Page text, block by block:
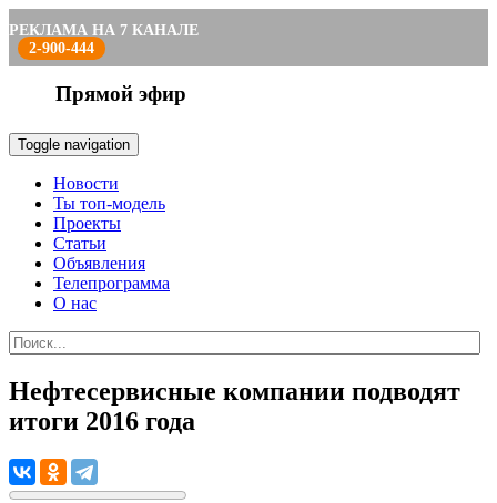
РЕКЛАМА НА 7 КАНАЛЕ
2-900-444
Прямой эфир
Toggle navigation
Новости
Ты топ-модель
Проекты
Статьи
Объявления
Телепрограмма
О нас
Нефтесервисные компании подводят
итоги 2016 года